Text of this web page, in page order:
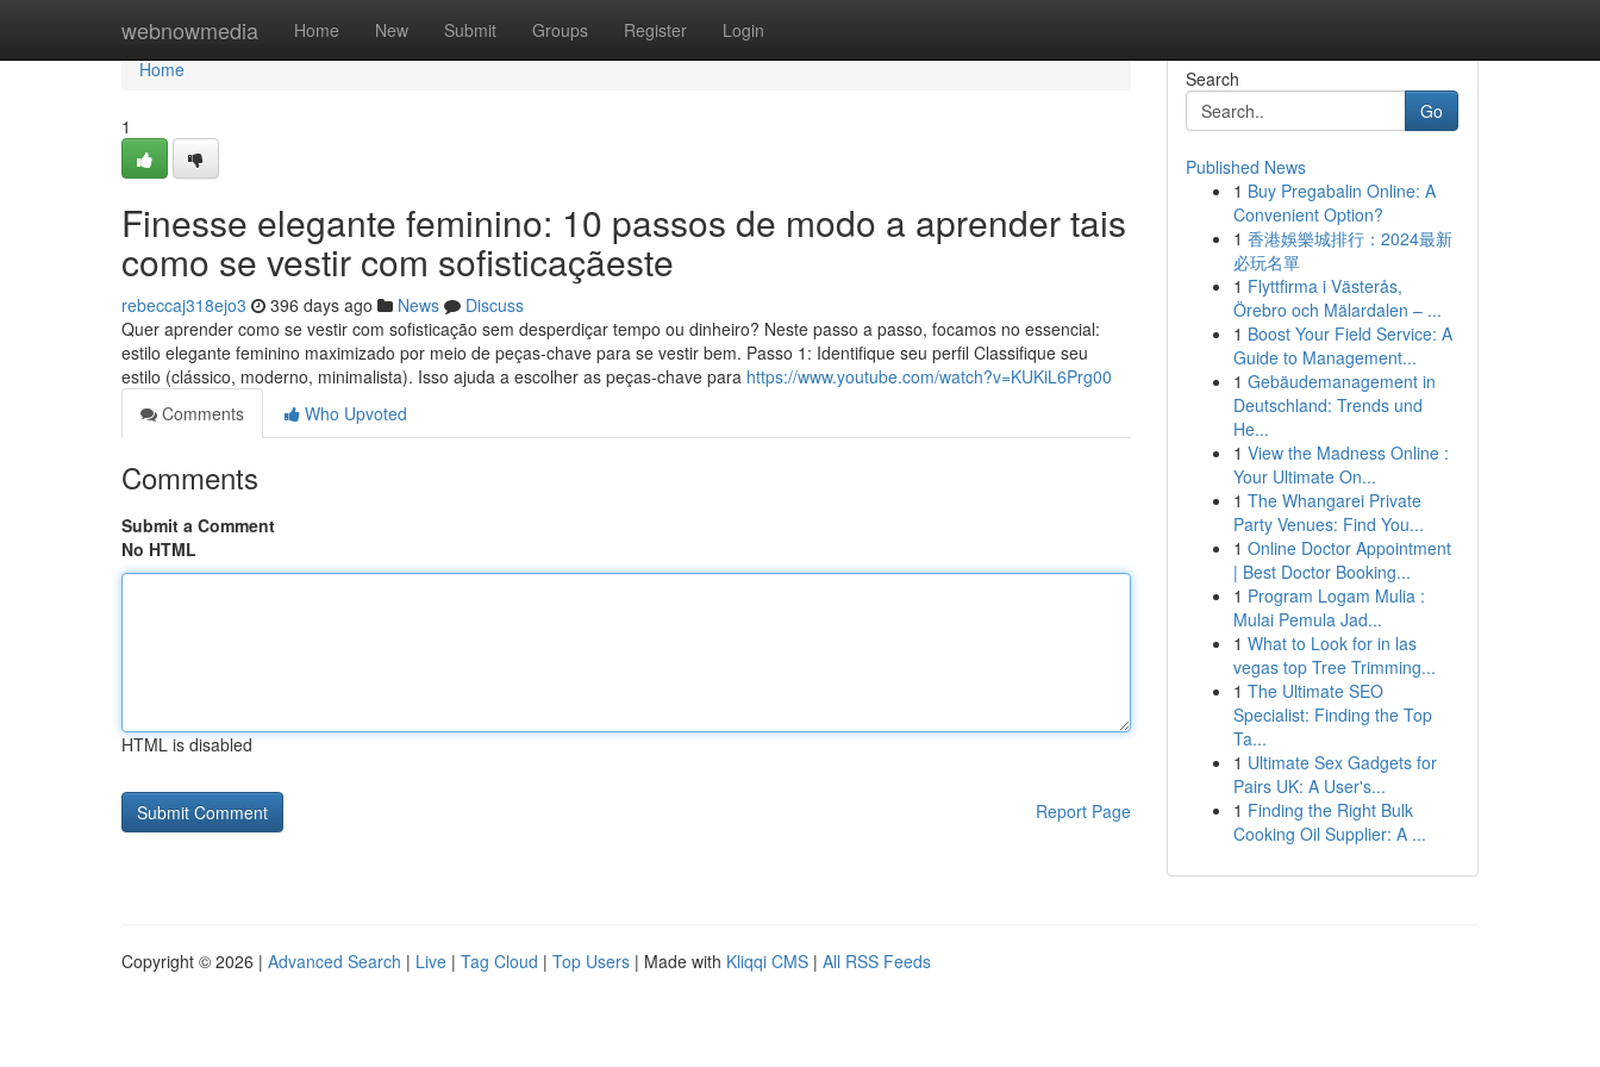
webnowmedia Home New Submit Groups Register Login
Home
Home
1
Finesse elegante feminino: 10 passos de modo a aprender tais
como se vestir com sofisticaçãeste
rebeccaj318ejo3 396 days ago News
Discuss
Quer aprender como se vestir com sofisticação sem desperdiçar tempo ou dinheiro? Neste passo a passo, focamos no essencial:
estilo elegante feminino maximizado por meio de peças‑chave para se vestir bem. Passo 1: Identifique seu perfil Classifique seu
estilo (clássico, moderno, minimalista). Isso ajuda a escolher as peças‑chave para https://www.youtube.com/watch?v=KUKiL6Prg00
Comments
Who Upvoted
Comments
Submit a Comment
No HTML
HTML is disabled
Report Page
Search
Go
Published News
1 Buy Pregabalin Online: A
Convenient Option?
1 香港娛樂城排行：2024最新
必玩名單
1 Flyttfirma i Västerås,
Örebro och Mälardalen – ...
1 Boost Your Field Service: A
Guide to Management...
1 Gebäudemanagement in
Deutschland: Trends und
He...
1 View the Madness Online :
Your Ultimate On...
1 The Whangarei Private
Party Venues: Find You...
1 Online Doctor Appointment
| Best Doctor Booking...
1 Program Logam Mulia :
Mulai Pemula Jad...
1 What to Look for in las
vegas top Tree Trimming...
1 The Ultimate SEO
Specialist: Finding the Top
Ta...
1 Ultimate Sex Gadgets for
Pairs UK: A User's...
1 Finding the Right Bulk
Cooking Oil Supplier: A ...
Copyright © 2026 | Advanced Search | Live | Tag Cloud | Top Users | Made with Kliqqi CMS | All RSS Feeds